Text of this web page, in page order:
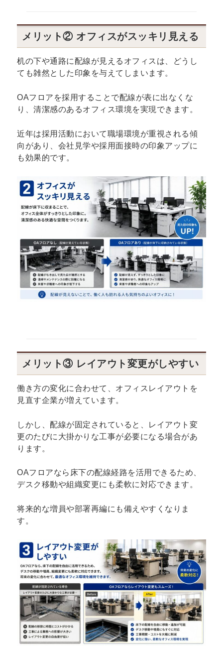
メリット② オフィスがスッキリ見える
机の下や通路に配線が見えるオフィスは、どうし
ても雑然とした印象を与えてしまいます。
OAフロアを採用することで配線が表に出なくな
り、清潔感のあるオフィス環境を実現できます。
近年は採用活動において職場環境が重視される傾
向があり、会社見学や採用面接時の印象アップに
も効果的です。
メリット③ レイアウト変更がしやすい
働き方の変化に合わせて、オフィスレイアウトを
見直す企業が増えています。
しかし、配線が固定されていると、レイアウト変
更のたびに大掛かりな工事が必要になる場合があ
ります。
OAフロアなら床下の配線経路を活用できるため、
デスク移動や組織変更にも柔軟に対応できます。
将来的な増員や部署再編にも備えやすくなりま
す。